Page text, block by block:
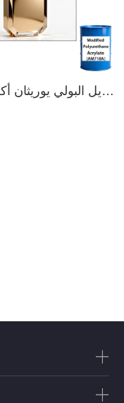
عالي الجودة تعديل البولي يوريثان أكريلات Oligomer ل Vm الطلاء